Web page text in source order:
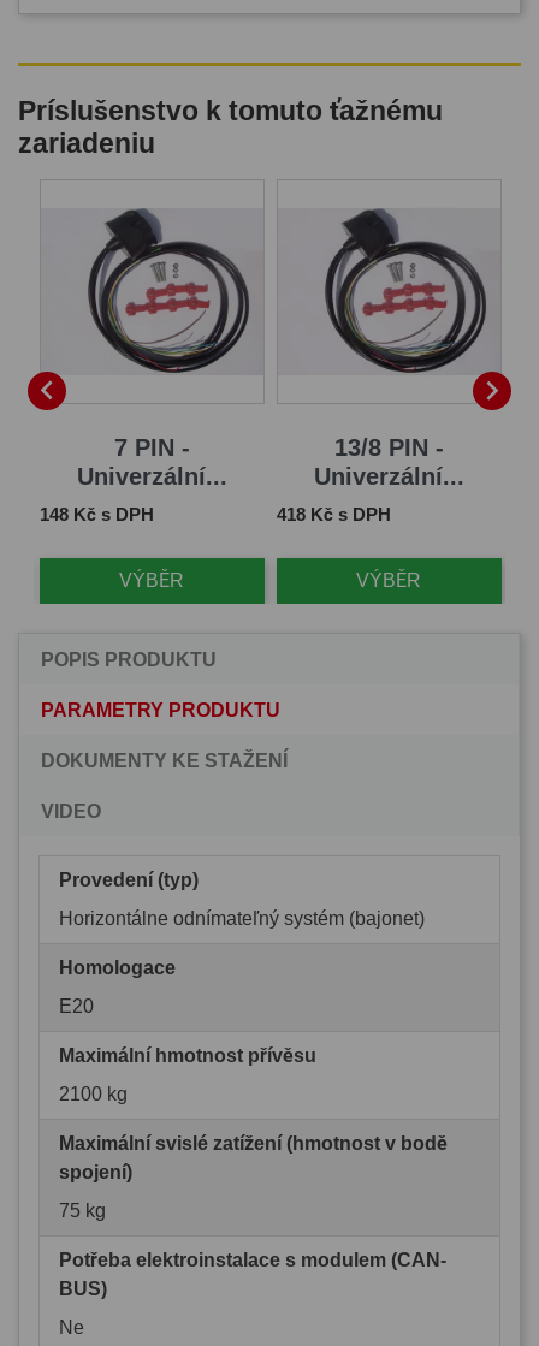
Príslušenstvo k tomuto ťažnému
zariadeniu

7 PIN -
Univerzální...
Cena
148 Kč s DPH
VÝBĚR
13/8 PIN -
Univerzální...
Cena
418 Kč s DPH
VÝBĚR

POPIS PRODUKTU
PARAMETRY PRODUKTU
DOKUMENTY KE STAŽENÍ
VIDEO
Provedení (typ)
Horizontálne odnímateľný systém (bajonet)
Homologace
E20
Maximální hmotnost přívěsu
2100 kg
Maximální svislé zatížení (hmotnost v bodě
spojení)
75 kg
Potřeba elektroinstalace s modulem (CAN-
BUS)
Ne